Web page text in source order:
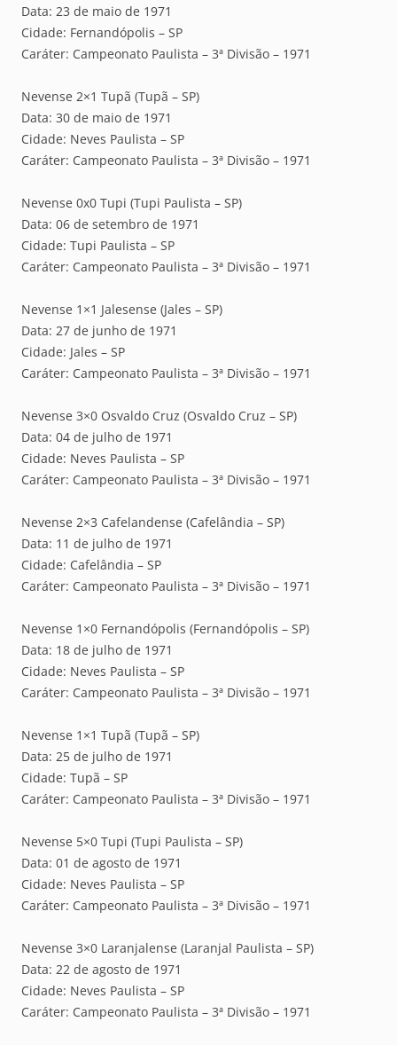
Data: 23 de maio de 1971
Cidade: Fernandópolis – SP
Caráter: Campeonato Paulista – 3ª Divisão – 1971
Nevense 2×1 Tupã (Tupã – SP)
Data: 30 de maio de 1971
Cidade: Neves Paulista – SP
Caráter: Campeonato Paulista – 3ª Divisão – 1971
Nevense 0x0 Tupi (Tupi Paulista – SP)
Data: 06 de setembro de 1971
Cidade: Tupi Paulista – SP
Caráter: Campeonato Paulista – 3ª Divisão – 1971
Nevense 1×1 Jalesense (Jales – SP)
Data: 27 de junho de 1971
Cidade: Jales – SP
Caráter: Campeonato Paulista – 3ª Divisão – 1971
Nevense 3×0 Osvaldo Cruz (Osvaldo Cruz – SP)
Data: 04 de julho de 1971
Cidade: Neves Paulista – SP
Caráter: Campeonato Paulista – 3ª Divisão – 1971
Nevense 2×3 Cafelandense (Cafelândia – SP)
Data: 11 de julho de 1971
Cidade: Cafelândia – SP
Caráter: Campeonato Paulista – 3ª Divisão – 1971
Nevense 1×0 Fernandópolis (Fernandópolis – SP)
Data: 18 de julho de 1971
Cidade: Neves Paulista – SP
Caráter: Campeonato Paulista – 3ª Divisão – 1971
Nevense 1×1 Tupã (Tupã – SP)
Data: 25 de julho de 1971
Cidade: Tupã – SP
Caráter: Campeonato Paulista – 3ª Divisão – 1971
Nevense 5×0 Tupi (Tupi Paulista – SP)
Data: 01 de agosto de 1971
Cidade: Neves Paulista – SP
Caráter: Campeonato Paulista – 3ª Divisão – 1971
Nevense 3×0 Laranjalense (Laranjal Paulista – SP)
Data: 22 de agosto de 1971
Cidade: Neves Paulista – SP
Caráter: Campeonato Paulista – 3ª Divisão – 1971